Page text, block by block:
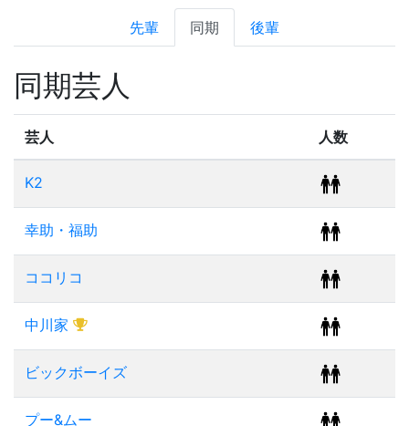
先輩 同期 後輩
同期芸人
芸人 人数
K2
幸助・福助
ココリコ
中川家
ビックボーイズ
プー&ムー